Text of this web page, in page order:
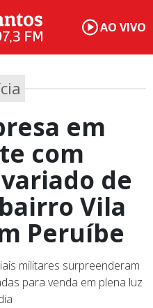
AO VIVO
em
com
de
Vila
Peruíbe
militares surpreenderam
para venda em plena luz